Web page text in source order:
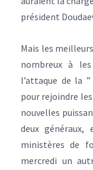
président
Mais les
nombreux à
l’attaque de la
pour rejoindre
nouvelles
deux
ministères de
mercredi un